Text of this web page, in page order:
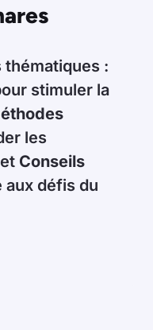
thématiques :
stimuler la
les
Conseils
aux défis du